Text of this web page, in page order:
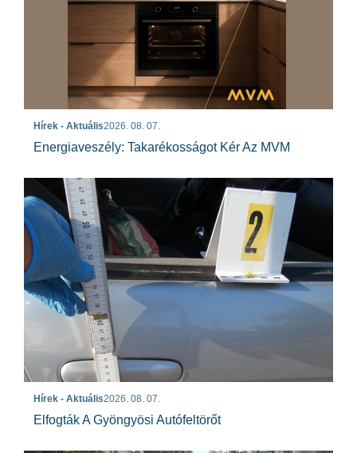
Hírek - Aktuális2026. 08. 07.
Energiaveszély: Takarékosságot Kér Az MVM
Hírek - Aktuális2026. 08. 07.
Elfogták A Gyöngyösi Autófeltörőt